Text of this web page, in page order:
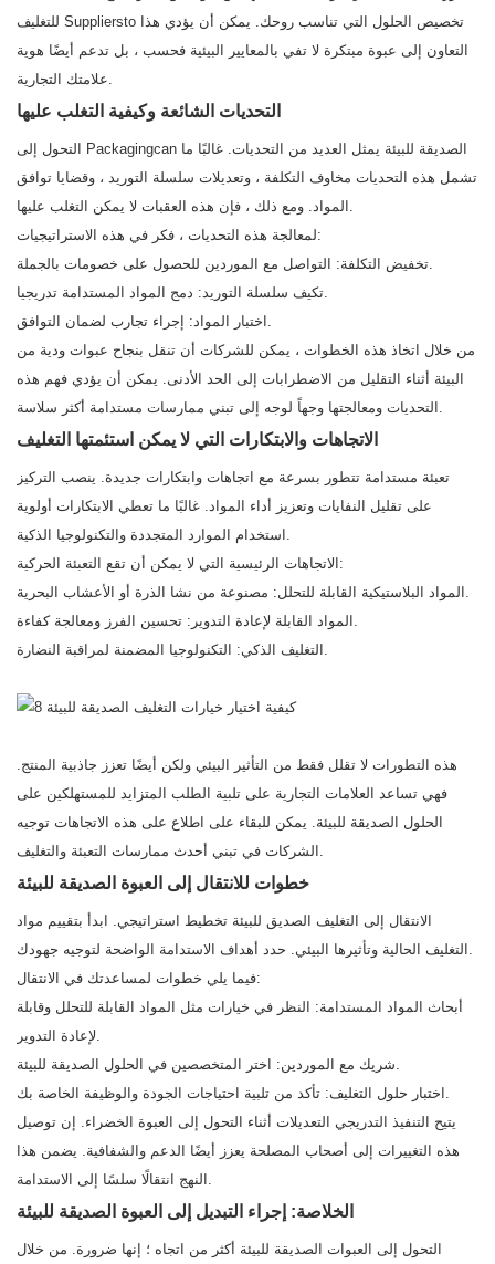
للتغليف Suppliersto تخصيص الحلول التي تناسب روحك. يمكن أن يؤدي هذا
التعاون إلى عبوة مبتكرة لا تفي بالمعايير البيئية فحسب ، بل تدعم أيضًا هوية
علامتك التجارية.
التحديات الشائعة وكيفية التغلب عليها
التحول إلى Packagingcan الصديقة للبيئة يمثل العديد من التحديات. غالبًا ما
تشمل هذه التحديات مخاوف التكلفة ، وتعديلات سلسلة التوريد ، وقضايا توافق
المواد. ومع ذلك ، فإن هذه العقبات لا يمكن التغلب عليها.
لمعالجة هذه التحديات ، فكر في هذه الاستراتيجيات:
تخفيض التكلفة: التواصل مع الموردين للحصول على خصومات بالجملة.
تكيف سلسلة التوريد: دمج المواد المستدامة تدريجيا.
اختبار المواد: إجراء تجارب لضمان التوافق.
من خلال اتخاذ هذه الخطوات ، يمكن للشركات أن تنقل بنجاح عبوات ودية من
البيئة أثناء التقليل من الاضطرابات إلى الحد الأدنى. يمكن أن يؤدي فهم هذه
التحديات ومعالجتها وجهاً لوجه إلى تبني ممارسات مستدامة أكثر سلاسة.
الاتجاهات والابتكارات التي لا يمكن استئمتها التغليف
تعبئة مستدامة تتطور بسرعة مع اتجاهات وابتكارات جديدة. ينصب التركيز
على تقليل النفايات وتعزيز أداء المواد. غالبًا ما تعطي الابتكارات أولوية
استخدام الموارد المتجددة والتكنولوجيا الذكية.
الاتجاهات الرئيسية التي لا يمكن أن تقع التعبئة الحركية:
المواد البلاستيكية القابلة للتحلل: مصنوعة من نشا الذرة أو الأعشاب البحرية.
المواد القابلة لإعادة التدوير: تحسين الفرز ومعالجة كفاءة.
التغليف الذكي: التكنولوجيا المضمنة لمراقبة النضارة.
هذه التطورات لا تقلل فقط من التأثير البيئي ولكن أيضًا تعزز جاذبية المنتج.
فهي تساعد العلامات التجارية على تلبية الطلب المتزايد للمستهلكين على
الحلول الصديقة للبيئة. يمكن للبقاء على اطلاع على هذه الاتجاهات توجيه
الشركات في تبني أحدث ممارسات التعبئة والتغليف.
خطوات للانتقال إلى العبوة الصديقة للبيئة
الانتقال إلى التغليف الصديق للبيئة تخطيط استراتيجي. ابدأ بتقييم مواد
التغليف الحالية وتأثيرها البيئي. حدد أهداف الاستدامة الواضحة لتوجيه جهودك.
فيما يلي خطوات لمساعدتك في الانتقال:
أبحاث المواد المستدامة: النظر في خيارات مثل المواد القابلة للتحلل وقابلة
لإعادة التدوير.
شريك مع الموردين: اختر المتخصصين في الحلول الصديقة للبيئة.
اختبار حلول التغليف: تأكد من تلبية احتياجات الجودة والوظيفة الخاصة بك.
يتيح التنفيذ التدريجي التعديلات أثناء التحول إلى العبوة الخضراء. إن توصيل
هذه التغييرات إلى أصحاب المصلحة يعزز أيضًا الدعم والشفافية. يضمن هذا
النهج انتقالًا سلسًا إلى الاستدامة.
الخلاصة: إجراء التبديل إلى العبوة الصديقة للبيئة
التحول إلى العبوات الصديقة للبيئة أكثر من اتجاه ؛ إنها ضرورة. من خلال